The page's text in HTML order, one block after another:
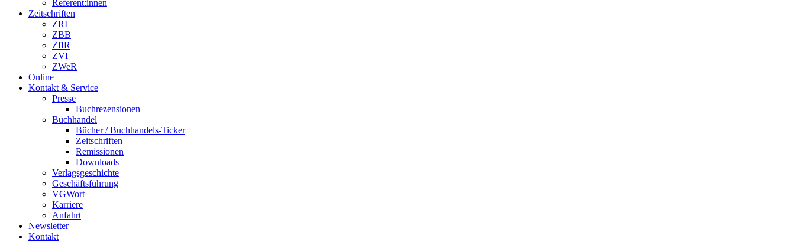
Referent:innen
Zeitschriften
ZRI
ZBB
ZfIR
ZVI
ZWeR
Online
Kontakt & Service
Presse
Buchrezensionen
Buchhandel
Bücher / Buchhandels-Ticker
Zeitschriften
Remissionen
Downloads
Verlagsgeschichte
Geschäftsführung
VGWort
Karriere
Anfahrt
Newsletter
Kontakt